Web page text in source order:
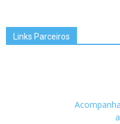
Links Parceiros